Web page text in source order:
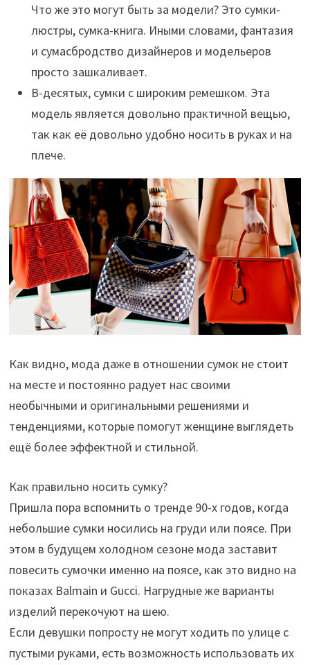
Что же это могут быть за модели? Это сумки-
люстры, сумка-книга. Иными словами, фантазия
и сумасбродство дизайнеров и модельеров
просто зашкаливает.
В-десятых, сумки с широким ремешком. Эта
модель является довольно практичной вещью,
так как её довольно удобно носить в руках и на
плече.
Как видно, мода даже в отношении сумок не стоит
на месте и постоянно радует нас своими
необычными и оригинальными решениями и
тенденциями, которые помогут женщине выглядеть
ещё более эффектной и стильной.
Как правильно носить сумку?
Пришла пора вспомнить о тренде 90-х годов, когда
небольшие сумки носились на груди или поясе. При
этом в будущем холодном сезоне мода заставит
повесить сумочки именно на поясе, как это видно на
показах Balmain и Gucci. Нагрудные же варианты
изделий перекочуют на шею.
Если девушки попросту не могут ходить по улице с
пустыми руками, есть возможность использовать их